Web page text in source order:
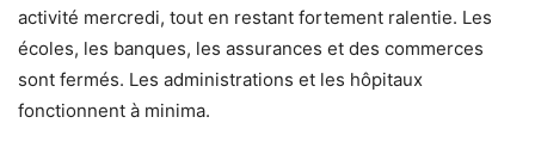
activité mercredi, tout en restant fortement ralentie. Les
écoles, les banques, les assurances et des commerces
sont fermés. Les administrations et les hôpitaux
fonctionnent à minima.